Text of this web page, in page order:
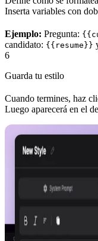
Inserta variables con
Ejemplo: Pregunta:
candidato: {{resume}}
6
Guarda tu estilo
Cuando termines, haz
Luego aparecerá en el